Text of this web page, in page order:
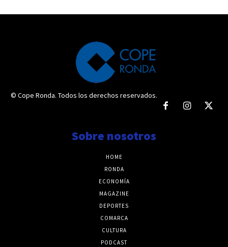
© Cope Ronda. Todos los derechos reservados.
Sobre nosotros
HOME
RONDA
ECONOMÍA
MAGAZINE
DEPORTES
COMARCA
CULTURA
PODCAST